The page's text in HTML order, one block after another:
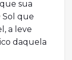
sua
Sol que
a leve
daquela